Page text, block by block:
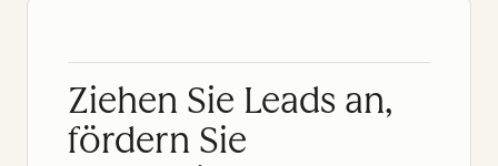
Ziehen Sie Leads an,
fördern Sie